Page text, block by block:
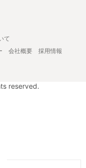
て
会社概要
採用情報
reserved.